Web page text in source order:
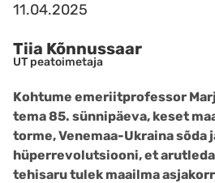
11.04.2025
Tiia Kõnnussaar
UT peatoimetaja
Kohtume emeriitprofessor
tema 85. sünnipäeva, keset
torme, Venemaa-Ukraina
hüperrevolutsiooni, et
tehisaru tulek maailma